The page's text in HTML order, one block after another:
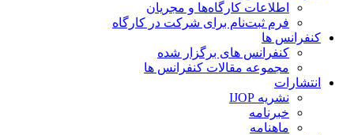
اطلاعات کارگاه‌ها و مجریان
فرم ثبت‌نام برای شرکت در کارگاه
کنفرانس ها
کنفرانس های برگزار شده
مجموعه مقالات کنفرانس ها
انتشارات
نشریه IJOP
خبرنامه
ماهنامه